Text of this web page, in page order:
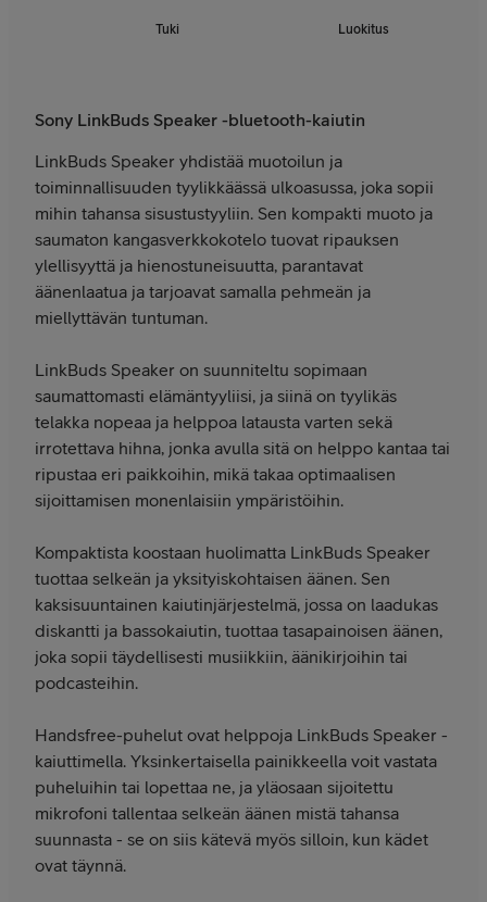
Tuki Luokitus
Sony LinkBuds Speaker -bluetooth-kaiutin
LinkBuds Speaker yhdistää muotoilun ja
toiminnallisuuden tyylikkäässä ulkoasussa, joka sopii
mihin tahansa sisustustyyliin. Sen kompakti muoto ja
saumaton kangasverkkokotelo tuovat ripauksen
ylellisyyttä ja hienostuneisuutta, parantavat
äänenlaatua ja tarjoavat samalla pehmeän ja
miellyttävän tuntuman.
LinkBuds Speaker on suunniteltu sopimaan
saumattomasti elämäntyyliisi, ja siinä on tyylikäs
telakka nopeaa ja helppoa latausta varten sekä
irrotettava hihna, jonka avulla sitä on helppo kantaa tai
ripustaa eri paikkoihin, mikä takaa optimaalisen
sijoittamisen monenlaisiin ympäristöihin.
Kompaktista koostaan huolimatta LinkBuds Speaker
tuottaa selkeän ja yksityiskohtaisen äänen. Sen
kaksisuuntainen kaiutinjärjestelmä, jossa on laadukas
diskantti ja bassokaiutin, tuottaa tasapainoisen äänen,
joka sopii täydellisesti musiikkiin, äänikirjoihin tai
podcasteihin.
Handsfree-puhelut ovat helppoja LinkBuds Speaker -
kaiuttimella. Yksinkertaisella painikkeella voit vastata
puheluihin tai lopettaa ne, ja yläosaan sijoitettu
mikrofoni tallentaa selkeän äänen mistä tahansa
suunnasta - se on siis kätevä myös silloin, kun kädet
ovat täynnä.